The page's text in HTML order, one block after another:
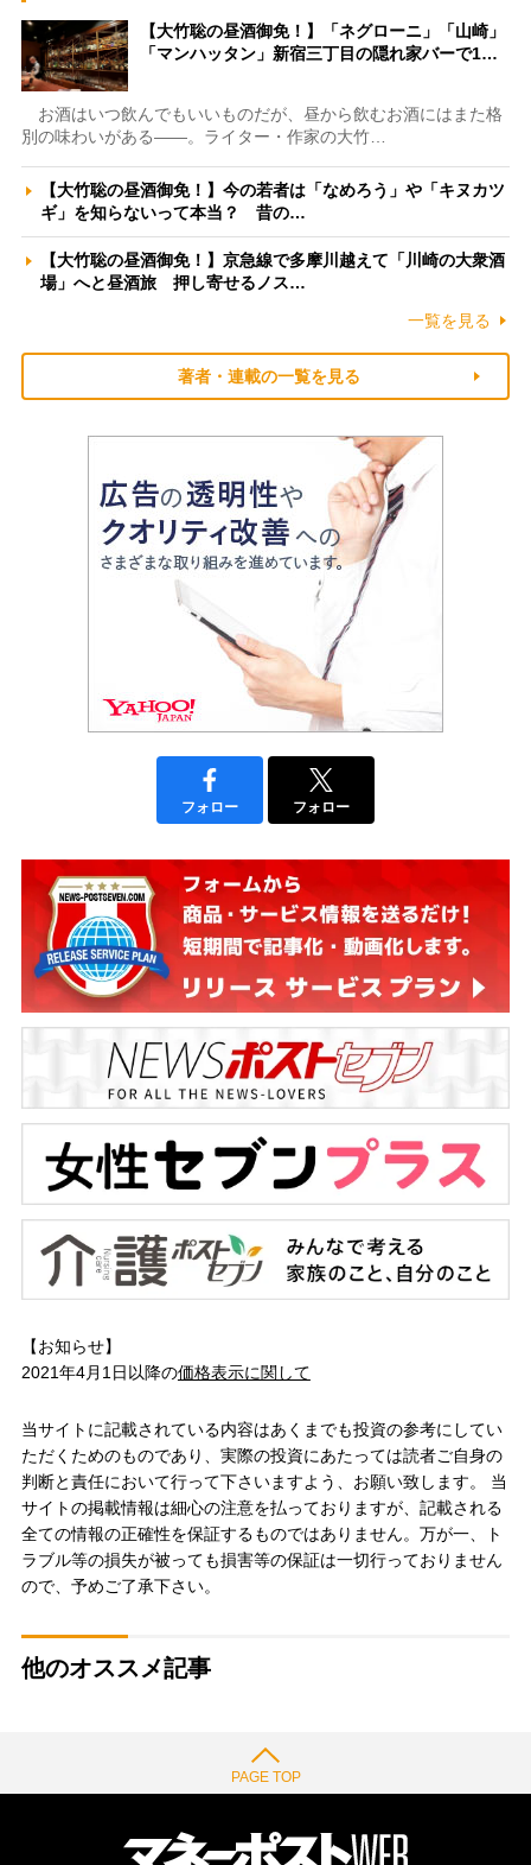
【大竹聡の昼酒御免！】「ネグローニ」「山崎」
「マンハッタン」新宿三丁目の隠れ家バーで1…
お酒はいつ飲んでもいいものだが、昼から飲むお酒にはまた格
別の味わいがある――。ライター・作家の大竹…
【大竹聡の昼酒御免！】今の若者は「なめろう」や「キヌカツ
ギ」を知らないって本当？ 昔の…
【大竹聡の昼酒御免！】京急線で多摩川越えて「川崎の大衆酒
場」へと昼酒旅 押し寄せるノス…
一覧を見る
著者・連載の一覧を見る
フォロー フォロー
【お知らせ】
2021年4月1日以降の価格表示に関して
当サイトに記載されている内容はあくまでも投資の参考にしてい
ただくためのものであり、実際の投資にあたっては読者ご自身の
判断と責任において行って下さいますよう、お願い致します。 当
サイトの掲載情報は細心の注意を払っておりますが、記載される
全ての情報の正確性を保証するものではありません。万が一、ト
ラブル等の損失が被っても損害等の保証は一切行っておりません
ので、予めご了承下さい。
他のオススメ記事
PAGE TOP